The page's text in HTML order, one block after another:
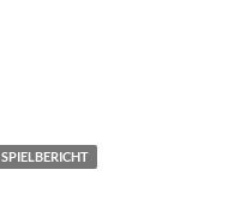
SPIELBERICHT